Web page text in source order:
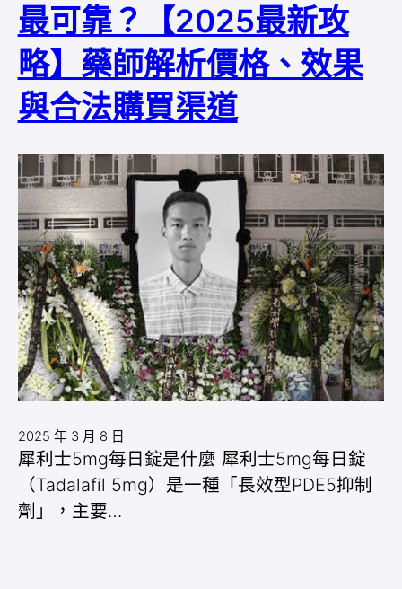
最可靠？【2025最新攻
略】藥師解析價格、效果
與合法購買渠道
2025 年 3 月 8 日
犀利士5mg每日錠是什麼 犀利士5mg每日錠
（Tadalafil 5mg）是一種「長效型PDE5抑制
劑」，主要…